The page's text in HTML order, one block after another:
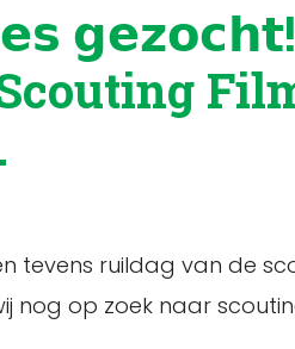
tevens ruildag van de
nog op zoek naar